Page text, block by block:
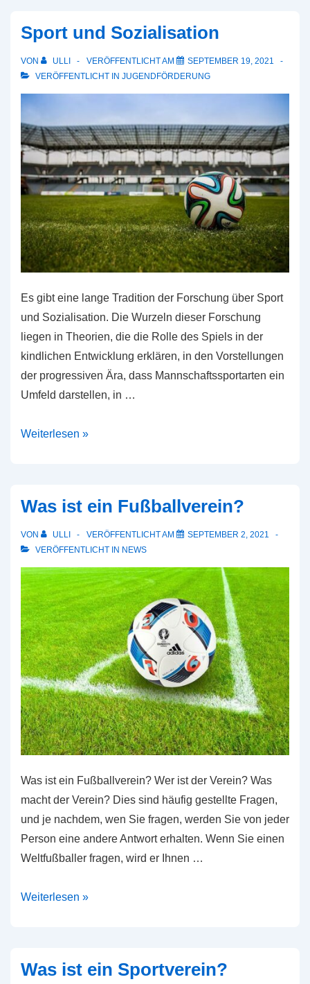
es
auf
der
Welt?
Sport und Sozialisation
VON ULLI VERÖFFENTLICHT AM
SEPTEMBER 19, 2021
VERÖFFENTLICHT IN JUGENDFÖRDERUNG
Es gibt eine lange Tradition der Forschung über Sport
und Sozialisation. Die Wurzeln dieser Forschung
liegen in Theorien, die die Rolle des Spiels in der
kindlichen Entwicklung erklären, in den Vorstellungen
der progressiven Ära, dass Mannschaftssportarten ein
Umfeld darstellen, in …
Sport
Weiterlesen »
Was ist ein Fußballverein?
VON ULLI VERÖFFENTLICHT AM
SEPTEMBER 2, 2021
VERÖFFENTLICHT IN NEWS
Was ist ein Fußballverein? Wer ist der Verein? Was
macht der Verein? Dies sind häufig gestellte Fragen,
und je nachdem, wen Sie fragen, werden Sie von jeder
Person eine andere Antwort erhalten. Wenn Sie einen
Weltfußballer fragen, wird er Ihnen …
Was
Weiterlesen »
Was ist ein Sportverein?